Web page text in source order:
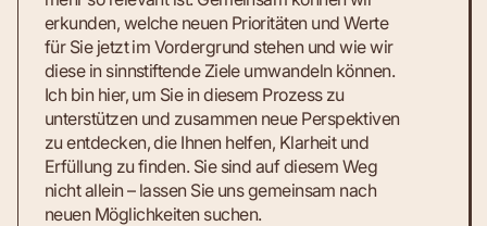
erkunden, welche neuen Prioritäten und Werte
für Sie jetzt im Vordergrund stehen und wie wir
diese in sinnstiftende Ziele umwandeln können.
Ich bin hier, um Sie in diesem Prozess zu
unterstützen und zusammen neue Perspektiven
zu entdecken, die Ihnen helfen, Klarheit und
Erfüllung zu finden. Sie sind auf diesem Weg
nicht allein – lassen Sie uns gemeinsam nach
neuen Möglichkeiten suchen.